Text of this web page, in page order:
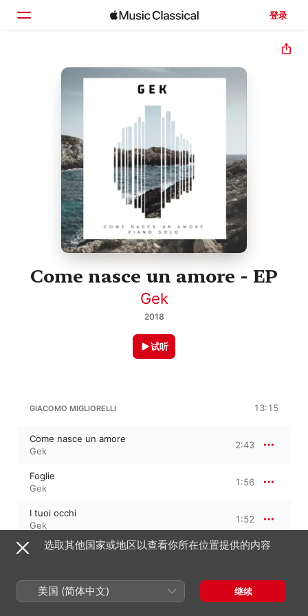
登录
主页
Come nasce un amore - EP
Gek
2018
试听
GIACOMO MIGLIORELLI 13:15
Come nasce un amore
Gek
2:43
Foglie
Gek
1:56
I tuoi occhi
Gek
1:52
Oltre il mare
Risorgere
Gek
2:29
选取其他国家或地区以查看你所在位置提供的内容
美国 (简体中文) 继续